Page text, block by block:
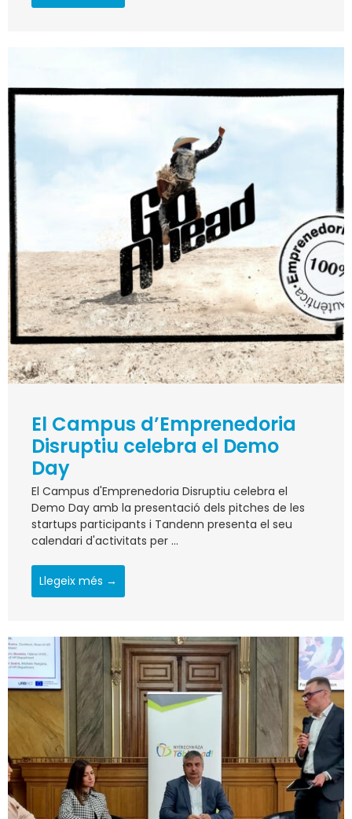
El Campus d’Emprenedoria
Disruptiu celebra el Demo
Day
El Campus d'Emprenedoria Disruptiu celebra el
Demo Day amb la presentació dels pitches de les
startups participants i Tandenn presenta el seu
calendari d'activitats per ...
Llegeix més →